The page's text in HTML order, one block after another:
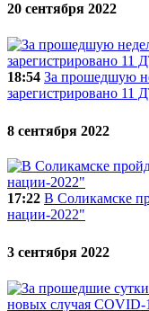
20 сентября 2022
18:54 За прошедшую
зарегистрировано 11
8 сентября 2022
17:22 В Соликамске
нации-2022"
3 сентября 2022